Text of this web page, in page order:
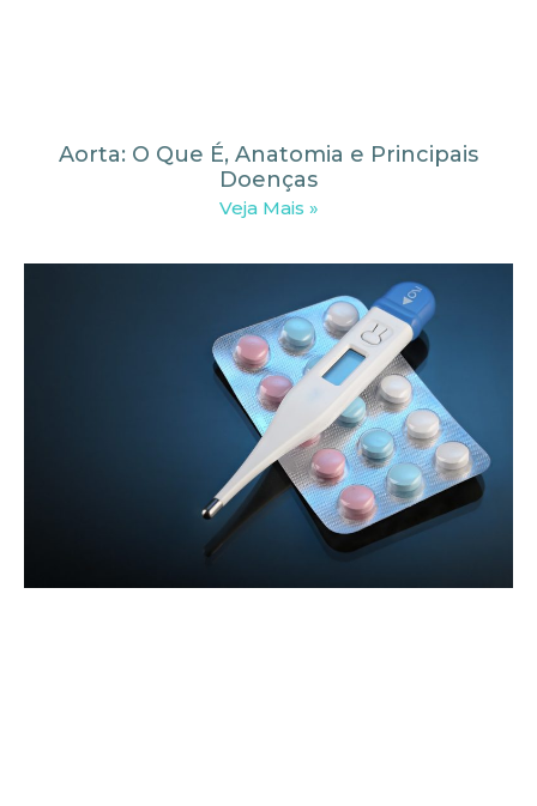
Aorta: O Que É, Anatomia e Principais
Doenças
Veja Mais »